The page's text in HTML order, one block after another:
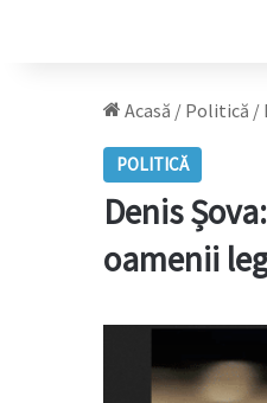
Acasă / Politică /
POLITICĂ
Denis
oamenii